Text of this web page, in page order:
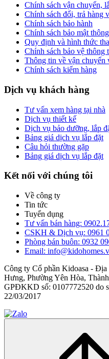
Chính sách vận chuyển,
Chính sách đổi, trả hàng
Chính sách bảo hành
Chính sách bảo mật
Quy định và hình thức
Chính sách bảo vệ thông
Thông tin về vận chuyển
Chính sách kiểm hàng
Dịch vụ khách hàng
Tư vấn xem hàng tại nhà
Dịch vụ thiết kế
Dịch vụ bảo dưỡng, lắp
Bảng giá dịch vụ lắp đặt
Câu hỏi thường gặp
Bảng giá dịch vụ lắp đặt
Kết nối với chúng tôi
Về công ty
Tin tức
Tuyển dụng
Tư vấn bán hàng:
CSKH & Dịch vụ: 0961
Phòng bán buôn: 0932
Email:
Công ty Cổ phần Kidoasa -
Hưng, Phường Yên Hòa,
GPĐKKD số: 0107772520 do
22/03/2017